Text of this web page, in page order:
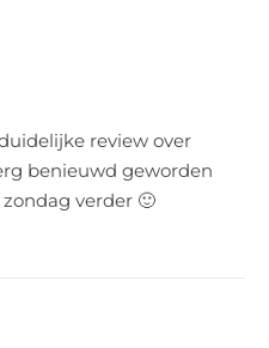
review over
benieuwd geworden
verder 🙂